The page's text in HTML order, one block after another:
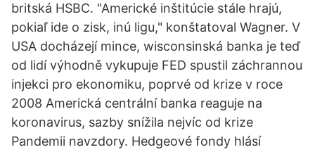
britská HSBC. "Americké inštitúcie stále hrajú,
pokiaľ ide o zisk, inú ligu," konštatoval Wagner. V
USA docházejí mince, wisconsinská banka je teď
od lidí výhodně vykupuje FED spustil záchrannou
injekci pro ekonomiku, poprvé od krize v roce
2008 Americká centrální banka reaguje na
koronavirus, sazby snížila nejvíc od krize
Pandemii navzdory. Hedgeové fondy hlásí